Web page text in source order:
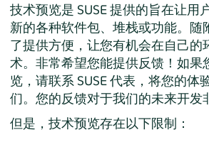
技术预览是 SUSE 提供的旨在让用
新的各种软件包、堆栈或功能。随
了提供方便，让您有机会在自己的
术。非常希望您能提供反馈！如果
览，请联系 SUSE 代表，将您的体
们。您的反馈对于我们的未来开发
但是，技术预览存在以下限制：